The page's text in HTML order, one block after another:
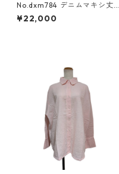
No.dxm784 デニムマキシ丈ス
カート
¥22,000